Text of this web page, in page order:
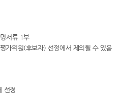
서류 1부
가위원(후보자) 선정에서 제외될 수 있음
선정